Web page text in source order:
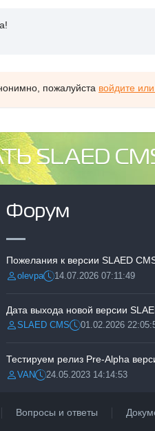
пожалуйста войдите
SLAED
Форум
Пожелания к версии SLAED
Разместил:
olevpaДата:14.07.2026 07:11:49
Дата выхода новой версии
Разместил:
SLAED CMSДата:01.02.2026
Разместил:
VANДата:24.05.2023 14:14:53
Вопросы и ответы